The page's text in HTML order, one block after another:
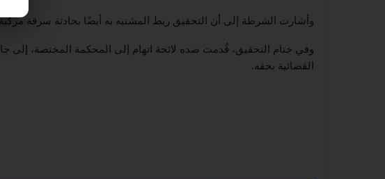
وأشارت الشرطة إلى أن التحقيق ربط المشتبه به أيضًا بحادثة سرقة مركبة
وفي ختام التحقيق، قُدمت ضده لائحة اتهام إلى المحكمة المختصة، إلى
القضائية بحقه.